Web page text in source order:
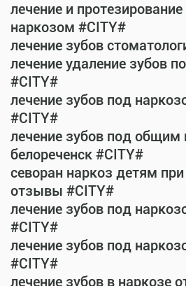
лечение и
наркозом #CITY#
лечение зубов
лечение удаление зубов
#CITY#
лечение зубов под
#CITY#
лечение зубов под общим
белореченск #CITY#
севоран наркоз детям
отзывы #CITY#
лечение зубов под
#CITY#
лечение зубов под
#CITY#
лечение зубов в наркозе